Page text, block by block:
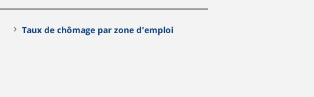
Taux de chômage par zone d'emploi